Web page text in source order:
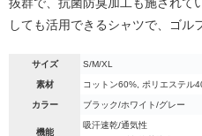
しても活用できるシャツで、ゴル
サイズ S/M/XL
素材 コットン60%, ポリエステル
カラー ブラック/ホワイト/グレー
機能
吸汗速乾/通気性